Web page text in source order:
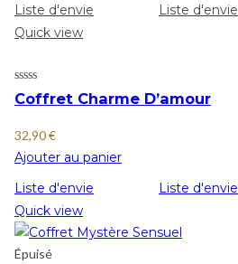
Liste d'envie
Liste d'envie
Quick view
Coffret Charme D’amour
32,90€
Ajouter au panier
Liste d'envie
Liste d'envie
Quick view
Épuisé